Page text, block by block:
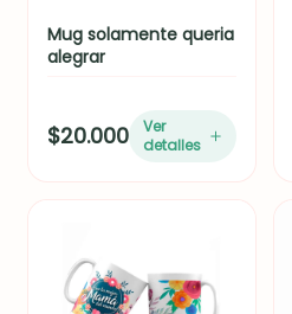
Mug solamente queria
alegrar
$20.000
Ver
detalles